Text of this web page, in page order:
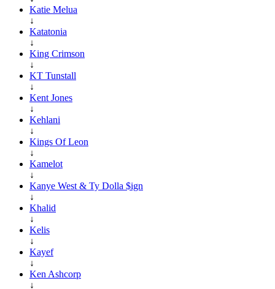
Katie Melua
↓
Katatonia
↓
King Crimson
↓
KT Tunstall
↓
Kent Jones
↓
Kehlani
↓
Kings Of Leon
↓
Kamelot
↓
Kanye West & Ty Dolla $ign
↓
Khalid
↓
Kelis
↓
Kayef
↓
Ken Ashcorp
↓